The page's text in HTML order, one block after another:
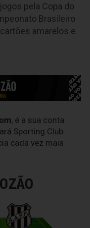
pela Copa do
Brasileiro
amarelos e
, é a sua conta
Sporting Club.
cada vez mais